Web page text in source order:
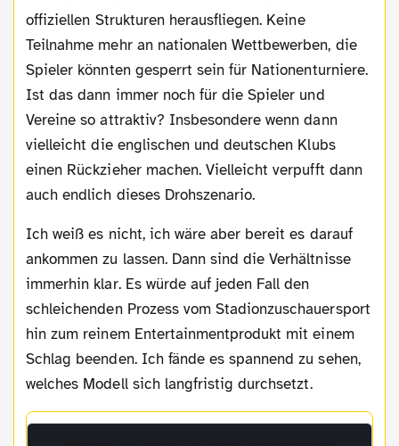
offiziellen Strukturen herausfliegen. Keine
Teilnahme mehr an nationalen Wettbewerben, die
Spieler könnten gesperrt sein für Nationenturniere.
Ist das dann immer noch für die Spieler und
Vereine so attraktiv? Insbesondere wenn dann
vielleicht die englischen und deutschen Klubs
einen Rückzieher machen. Vielleicht verpufft dann
auch endlich dieses Drohszenario.
Ich weiß es nicht, ich wäre aber bereit es darauf
ankommen zu lassen. Dann sind die Verhältnisse
immerhin klar. Es würde auf jeden Fall den
schleichenden Prozess vom Stadionzuschauersport
hin zum reinem Entertainmentprodukt mit einem
Schlag beenden. Ich fände es spannend zu sehen,
welches Modell sich langfristig durchsetzt.